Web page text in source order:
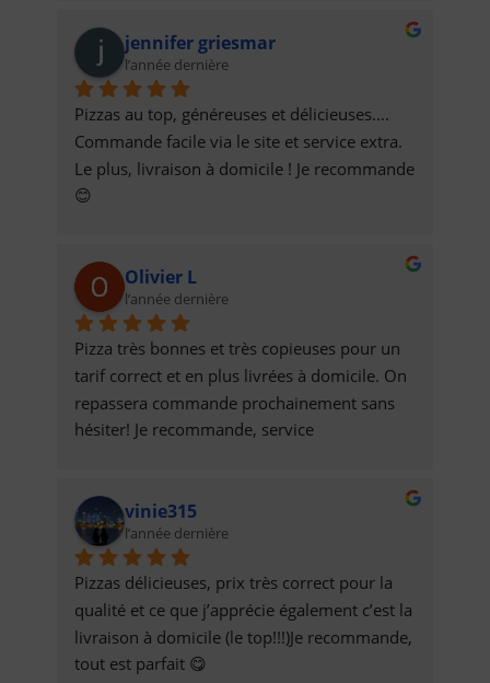
jennifer griesmar
l’année dernière
Pizzas au top, généreuses et délicieuses....
Commande facile via le site et service extra.
Le plus, livraison à domicile ! Je recommande
😊
Olivier L
l’année dernière
Pizza très bonnes et très copieuses pour un
tarif correct et en plus livrées à domicile. On
repassera commande prochainement sans
hésiter! Je recommande, service
vinie315
l’année dernière
Pizzas délicieuses, prix très correct pour la
qualité et ce que j’apprécie également c’est la
livraison à domicile (le top!!!)Je recommande,
tout est parfait 😋